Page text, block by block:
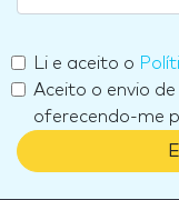
Li e aceito o
Aceito o envio
oferecendo-me